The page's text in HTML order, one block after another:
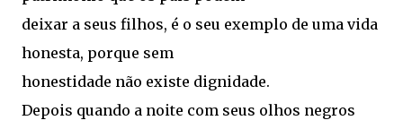
deixar a seus filhos, é o seu exemplo de uma vida
honesta, porque sem
honestidade não existe dignidade.
Depois quando a noite com seus olhos negros